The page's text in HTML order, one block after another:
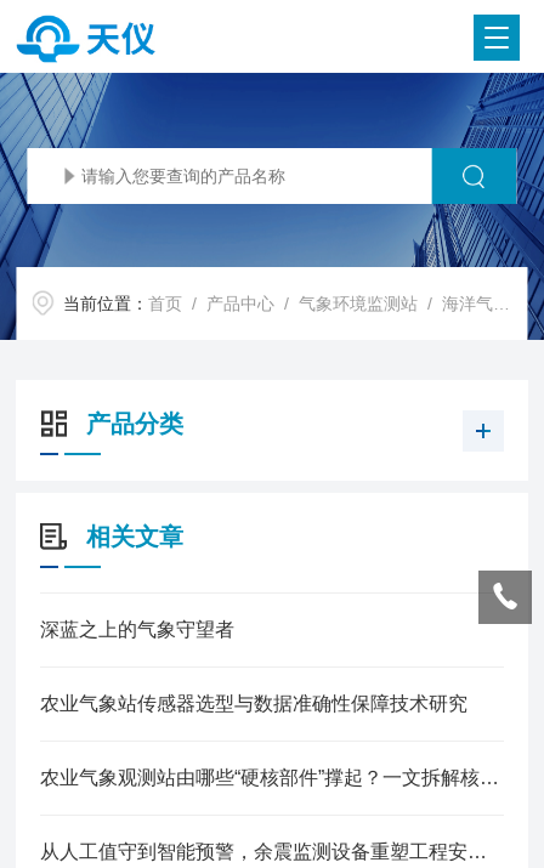
当前位置：首页 / 产品中心 /气象环境监测站 /海洋气象站
产品分类
相关文章
深蓝之上的气象守望者
农业气象站传感器选型与数据准确性保障技术研究
农业气象观测站由哪些“硬核部件”撑起？一文拆解核心构成
从人工值守到智能预警，余震监测设备重塑工程安全监测新标准